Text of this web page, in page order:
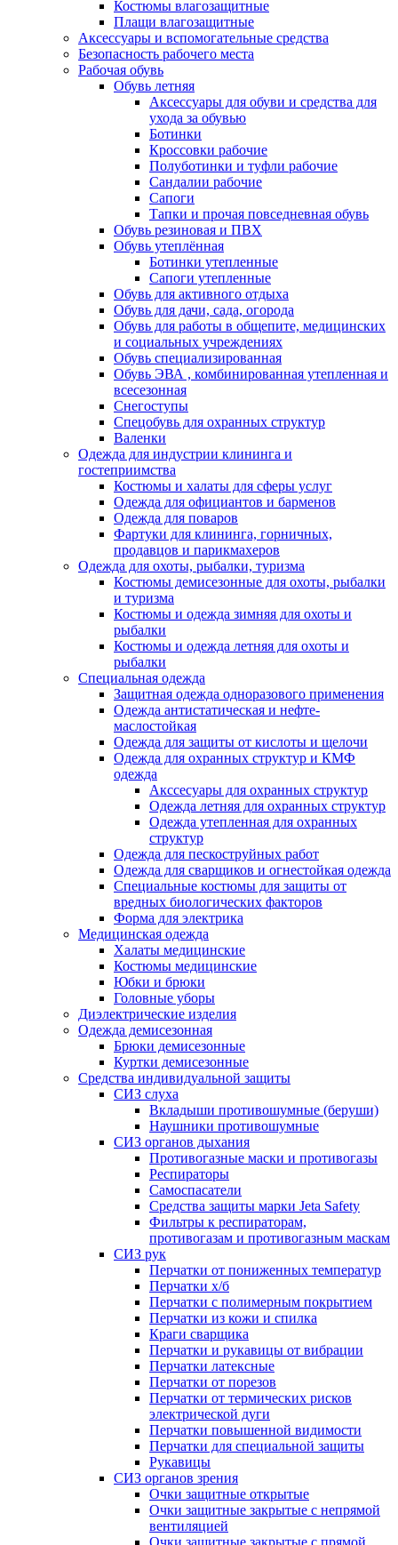
Костюмы влагозащитные
Плащи влагозащитные
Аксессуары и вспомогательные средства
Безопасность рабочего места
Рабочая обувь
Обувь летняя
Аксессуары для обуви и средства для
ухода за обувью
Ботинки
Кроссовки рабочие
Полуботинки и туфли рабочие
Сандалии рабочие
Сапоги
Тапки и прочая повседневная обувь
Обувь резиновая и ПВХ
Обувь утеплённая
Ботинки утепленные
Сапоги утепленные
Обувь для активного отдыха
Обувь для дачи, сада, огорода
Обувь для работы в общепите, медицинских
и социальных учреждениях
Обувь специализированная
Обувь ЭВА , комбинированная утепленная и
всесезонная
Снегоступы
Спецобувь для охранных структур
Валенки
Одежда для индустрии клининга и
гостеприимства
Костюмы и халаты для сферы услуг
Одежда для официантов и барменов
Одежда для поваров
Фартуки для клининга, горничных,
продавцов и парикмахеров
Одежда для охоты, рыбалки, туризма
Костюмы демисезонные для охоты, рыбалки
и туризма
Костюмы и одежда зимняя для охоты и
рыбалки
Костюмы и одежда летняя для охоты и
рыбалки
Специальная одежда
Защитная одежда одноразового применения
Одежда антистатическая и нефте-
маслостойкая
Одежда для защиты от кислоты и щелочи
Одежда для охранных структур и КМФ
одежда
Акссесуары для охранных структур
Одежда летняя для охранных структур
Одежда утепленная для охранных
структур
Одежда для пескоструйных работ
Одежда для сварщиков и огнестойкая одежда
Специальные костюмы для защиты от
вредных биологических факторов
Форма для электрика
Медицинская одежда
Халаты медицинские
Костюмы медицинские
Юбки и брюки
Головные уборы
Диэлектрические изделия
Одежда демисезонная
Брюки демисезонные
Куртки демисезонные
Средства индивидуальной защиты
СИЗ слуха
Вкладыши противошумные (беруши)
Наушники противошумные
СИЗ органов дыхания
Противогазные маски и противогазы
Респираторы
Самоспасатели
Средства защиты марки Jeta Safety
Фильтры к респираторам,
противогазам и противогазным маскам
СИЗ рук
Перчатки от пониженных температур
Перчатки х/б
Перчатки с полимерным покрытием
Перчатки из кожи и спилка
Краги сварщика
Перчатки и рукавицы от вибрации
Перчатки латексные
Перчатки от порезов
Перчатки от термических рисков
электрической дуги
Перчатки повышенной видимости
Перчатки для специальной защиты
Рукавицы
СИЗ органов зрения
Очки защитные открытые
Очки защитные закрытые с непрямой
вентиляцией
Очки защитные закрытые с прямой